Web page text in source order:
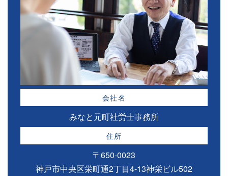
会社名
みなと元町社労士事務所
住所
〒650-0023
神戸市中央区栄町通2丁目4-13神栄ビル502